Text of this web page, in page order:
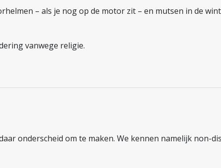
– als je nog op de motor zit – en mutsen in de
vanwege religie.
onderscheid om te maken. We kennen namelijk non-